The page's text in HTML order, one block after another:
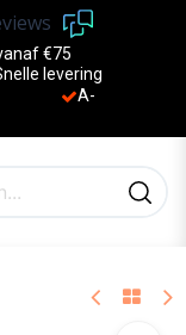
€75
lle levering
A-